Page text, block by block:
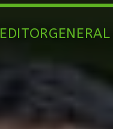
EDITORGENERAL